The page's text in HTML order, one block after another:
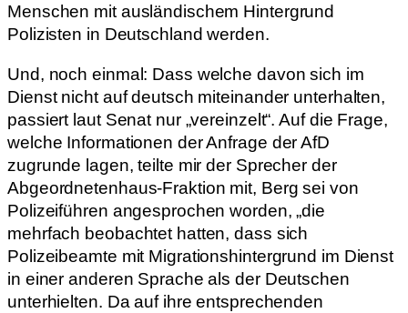
Menschen mit ausländischem Hintergrund
Polizisten in Deutschland werden.
Und, noch einmal: Dass welche davon sich im
Dienst nicht auf deutsch miteinander unterhalten,
passiert laut Senat nur „vereinzelt“. Auf die Frage,
welche Informationen der Anfrage der AfD
zugrunde lagen, teilte mir der Sprecher der
Abgeordnetenhaus-Fraktion mit, Berg sei von
Polizeiführen angesprochen worden, „die
mehrfach beobachtet hatten, dass sich
Polizeibeamte mit Migrationshintergrund im Dienst
in einer anderen Sprache als der Deutschen
unterhielten. Da auf ihre entsprechenden